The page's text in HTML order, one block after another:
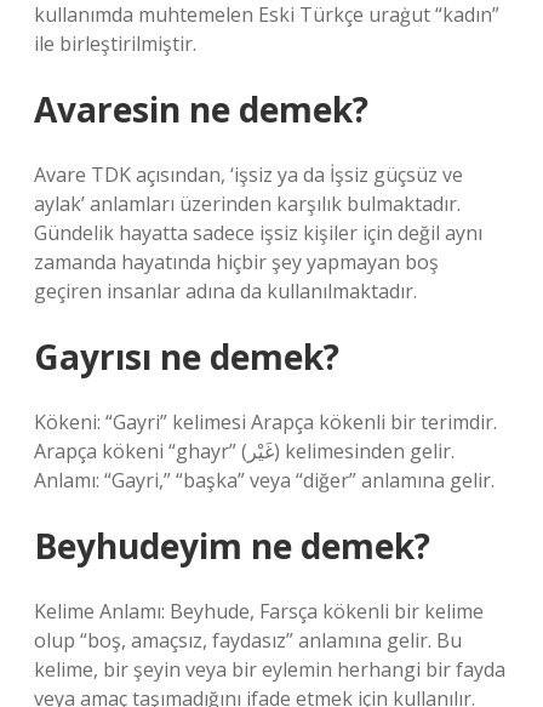
kullanımda muhtemelen Eski Türkçe uraġut “kadın”
ile birleştirilmiştir.
Avaresin ne demek?
Avare TDK açısından, ‘işsiz ya da İşsiz güçsüz ve
aylak’ anlamları üzerinden karşılık bulmaktadır.
Gündelik hayatta sadece işsiz kişiler için değil aynı
zamanda hayatında hiçbir şey yapmayan boş
geçiren insanlar adına da kullanılmaktadır.
Gayrısı ne demek?
Kökeni: “Gayri” kelimesi Arapça kökenli bir terimdir.
Arapça kökeni “ghayr” (غَيْر) kelimesinden gelir.
Anlamı: “Gayri,” “başka” veya “diğer” anlamına gelir.
Beyhudeyim ne demek?
Kelime Anlamı: Beyhude, Farsça kökenli bir kelime
olup “boş, amaçsız, faydasız” anlamına gelir. Bu
kelime, bir şeyin veya bir eylemin herhangi bir fayda
veya amaç taşımadığını ifade etmek için kullanılır.